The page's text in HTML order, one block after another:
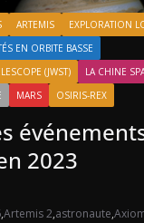
ARTEMIS
EXPLORATION
EN ORBITE BASSE
(JWST)
LA CHINE
MARS OSIRIS-REX
2023
,Artemis 2,astronaute,